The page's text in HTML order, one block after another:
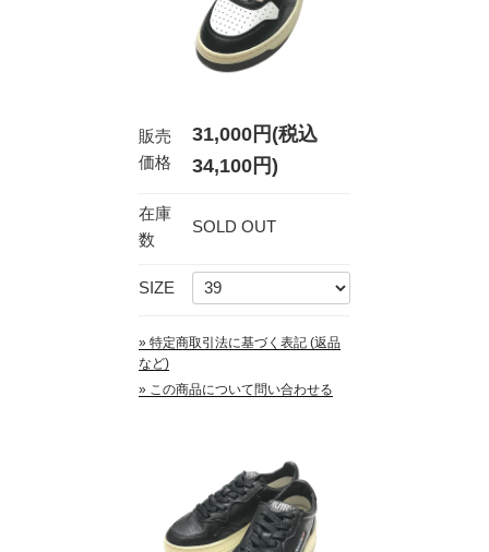
販売
価格
31,000円(税込
34,100円)
在庫
数
SOLD OUT
SIZE
» 特定商取引法に基づく表記 (返品
など)
» この商品について問い合わせる